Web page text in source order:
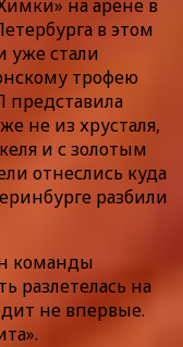
на арене в
в этом
уже стали
трофею
представила
не из хрусталя,
и с золотым
отнеслись куда
разбили
команды
разлетелась на
не впервые.